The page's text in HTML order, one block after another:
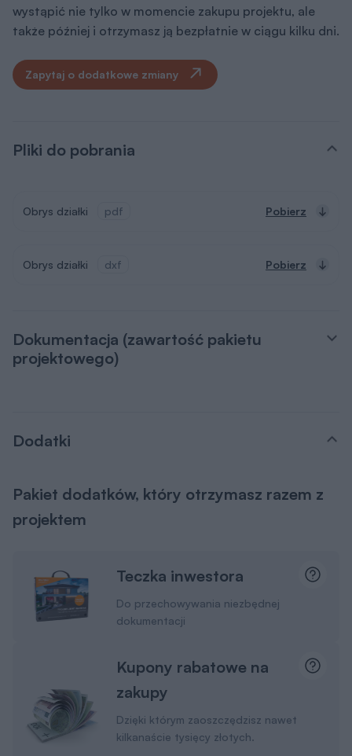
wystąpić nie tylko w momencie zakupu projektu, ale
także później i otrzymasz ją bezpłatnie w ciągu kilku dni.
Zapytaj o dodatkowe zmiany
Pliki do pobrania
Obrys działki pdf Pobierz
Obrys działki dxf Pobierz
Dokumentacja (zawartość pakietu
projektowego)
Dodatki
Pakiet dodatków, który otrzymasz razem z
projektem
Teczka inwestora
Do przechowywania niezbędnej
dokumentacji
Kupony rabatowe na
zakupy
Dzięki którym zaoszczędzisz nawet
kilkanaście tysięcy złotych.